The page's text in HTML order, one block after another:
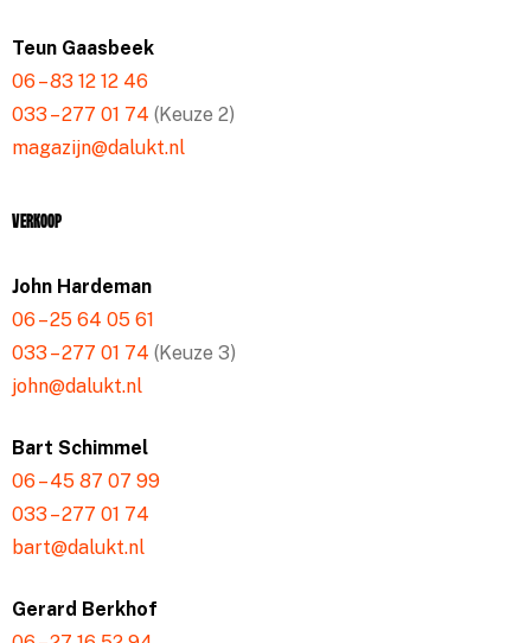
Teun Gaasbeek
06 – 83 12 12 46
033 – 277 01 74 (Keuze 2)
magazijn@dalukt.nl
Verkoop
John Hardeman
06 – 25 64 05 61
033 – 277 01 74 (Keuze 3)
john@dalukt.nl
Bart Schimmel
06 – 45 87 07 99
033 – 277 01 74
bart@dalukt.nl
Gerard Berkhof